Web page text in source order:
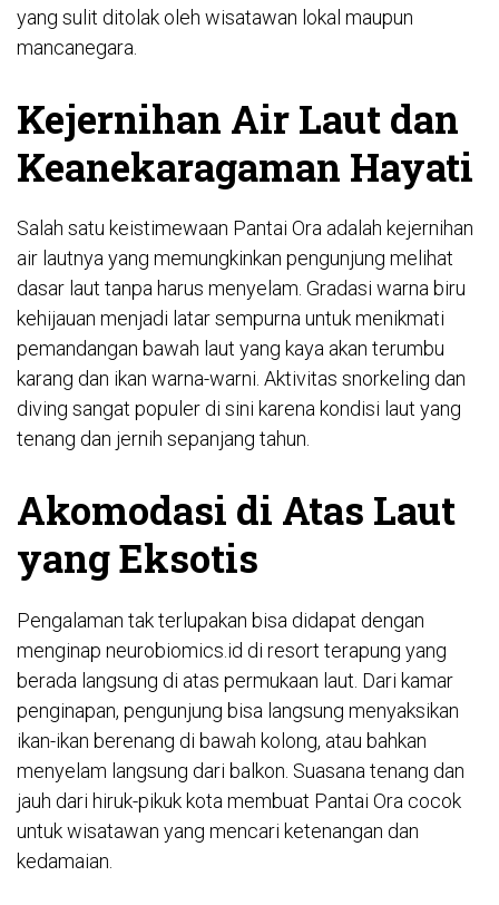
yang sulit ditolak oleh wisatawan lokal maupun
mancanegara.
Kejernihan Air Laut dan
Keanekaragaman Hayati
Salah satu keistimewaan Pantai Ora adalah kejernihan
air lautnya yang memungkinkan pengunjung melihat
dasar laut tanpa harus menyelam. Gradasi warna biru
kehijauan menjadi latar sempurna untuk menikmati
pemandangan bawah laut yang kaya akan terumbu
karang dan ikan warna-warni. Aktivitas snorkeling dan
diving sangat populer di sini karena kondisi laut yang
tenang dan jernih sepanjang tahun.
Akomodasi di Atas Laut
yang Eksotis
Pengalaman tak terlupakan bisa didapat dengan
menginap neurobiomics.id di resort terapung yang
berada langsung di atas permukaan laut. Dari kamar
penginapan, pengunjung bisa langsung menyaksikan
ikan-ikan berenang di bawah kolong, atau bahkan
menyelam langsung dari balkon. Suasana tenang dan
jauh dari hiruk-pikuk kota membuat Pantai Ora cocok
untuk wisatawan yang mencari ketenangan dan
kedamaian.